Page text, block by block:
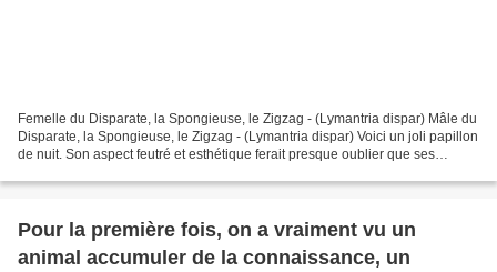
Femelle du Disparate, la Spongieuse, le Zigzag - (Lymantria dispar) Mâle du
Disparate, la Spongieuse, le Zigzag - (Lymantria dispar) Voici un joli papillon
de nuit. Son aspect feutré et esthétique ferait presque oublier que ses
Pour la première fois, on a vraiment vu un
animal accumuler de la connaissance, un